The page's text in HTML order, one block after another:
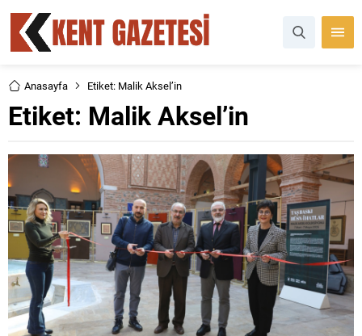
Anasayfa Etiket: Malik Aksel’in
Etiket: Malik Aksel’in